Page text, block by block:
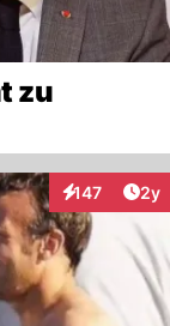
zu
147
Interaktionen
2y